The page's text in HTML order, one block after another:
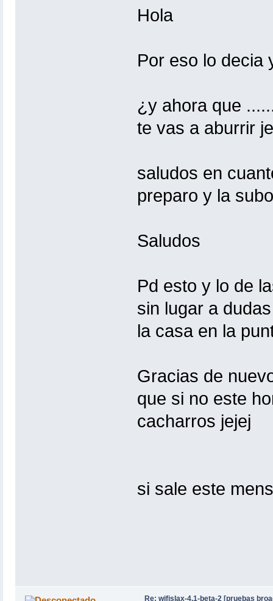
Hola
Por eso lo decia
¿y ahora que
te vas a aburrir
saludos en
preparo y la
Saludos
Pd esto y lo de
sin lugar a
la casa en la
Gracias de
que si no este
cacharros jejej
si sale este
Re: wifislax-4.1-beta-2 [pruebas